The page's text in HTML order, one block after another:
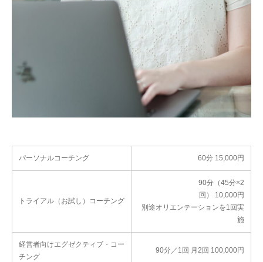
パーソナルコーチング 60分 15,000円
トライアル（お試し）コーチング
90分（45分×2
回） 10,000円
別途オリエンテーションを1回実
施
経営者向けエグゼクティブ・コー
チング
90分／1回 月2回 100,000円